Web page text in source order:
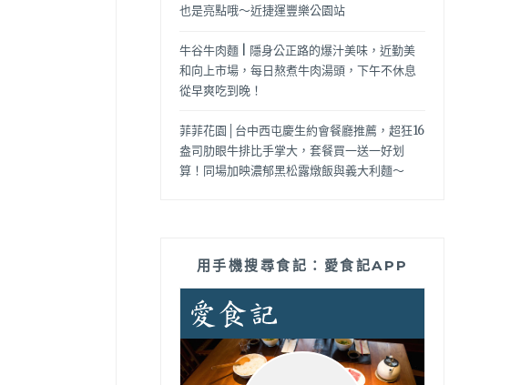
也是亮點哦～近捷運豐樂公園站
牛谷牛肉麵 | 隱身公正路的爆汁美味，近勤美
和向上市場，每日熬煮牛肉湯頭，下午不休息
從早爽吃到晚！
菲菲花園│台中西屯慶生約會餐廳推薦，超狂16
盎司肋眼牛排比手掌大，套餐買一送一好划
算！同場加映濃郁黑松露燉飯與義大利麵～
用手機搜尋食記：愛食記APP